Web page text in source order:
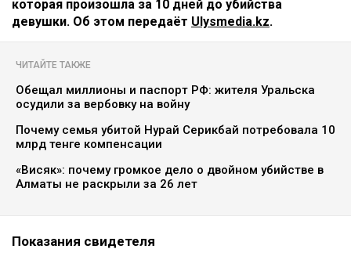
которая произошла за 10 дней до убийства
девушки. Об этом передаёт Ulysmedia.kz.
ЧИТАЙТЕ ТАКЖЕ
Обещал миллионы и паспорт РФ: жителя Уральска
осудили за вербовку на войну
Почему семья убитой Нурай Серикбай потребовала 10
млрд тенге компенсации
«Висяк»: почему громкое дело о двойном убийстве в
Алматы не раскрыли за 26 лет
Показания свидетеля